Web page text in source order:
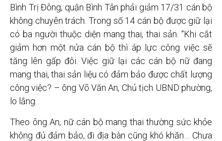
Bình Trị Đông, quận Bình Tân phải giảm 17/31 cán bộ
không chuyên trách. Trong số 14 cán bộ được giữ lại
có ba người thuộc diện mang thai, thai sản. “Khi cắt
giảm hơn một nửa cán bộ thì áp lực công việc sẽ
tăng lên gấp đôi. Việc giữ lại các cán bộ nữ đang
mang thai, thai sản liệu có đảm bảo được chất lượng
công việc? – ông Võ Văn An, Chủ tịch UBND phường,
lo lắng.
Theo ông An, nữ cán bộ mang thai thường sức khỏe
không đủ đảm bảo, đi địa bàn cũng khó khăn… Chưa